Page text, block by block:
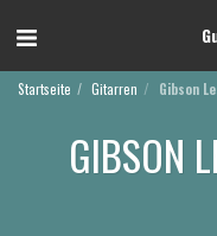
Startseite Gitarren Gibson
GIBSON